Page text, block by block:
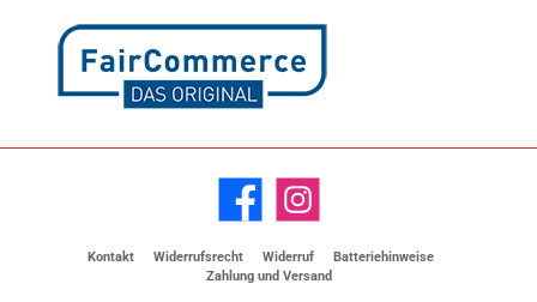
Facebook Instagram
Kontakt Widerrufsrecht Widerruf
Batteriehinweise
Zahlung und Versand